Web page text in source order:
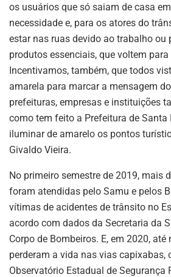
os usuários que só saiam de casa
necessidade e, para os atores do
estar nas ruas devido ao trabalho ou
produtos essenciais, que voltem
Incentivamos, também, que todos
amarela para marcar a mensagem
prefeituras, empresas e instituições
como tem feito a Prefeitura de Santa
iluminar de amarelo os pontos
Givaldo Vieira.
No primeiro semestre de 2019, mais
foram atendidas pelo Samu e pelos
vítimas de acidentes de trânsito no
acordo com dados da Secretaria da
Corpo de Bombeiros. E, em 2020,
perderam a vida nas vias capixabas,
Observatório Estadual de Segurança